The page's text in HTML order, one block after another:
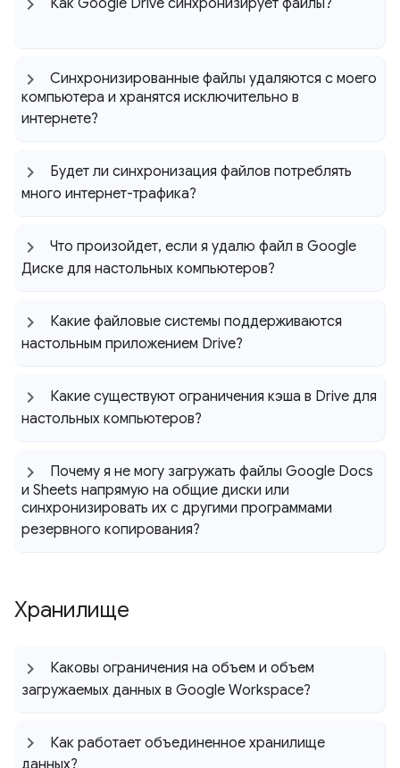
Как Google Drive синхронизирует файлы?
Синхронизированные файлы удаляются с моего
компьютера и хранятся исключительно в
интернете?
Будет ли синхронизация файлов потреблять
много интернет-трафика?
Что произойдет, если я удалю файл в Google
Диске для настольных компьютеров?
Какие файловые системы поддерживаются
настольным приложением Drive?
Какие существуют ограничения кэша в Drive для
настольных компьютеров?
Почему я не могу загружать файлы Google Docs
и Sheets напрямую на общие диски или
синхронизировать их с другими программами
резервного копирования?
Хранилище
Каковы ограничения на объем и объем
загружаемых данных в Google Workspace?
Как работает объединенное хранилище